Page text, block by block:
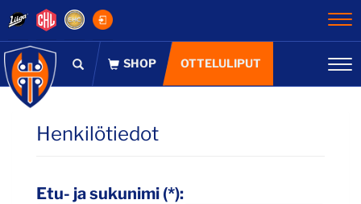
OTTELULIPUT
Henkilötiedot
Etu- ja sukunimi (*):